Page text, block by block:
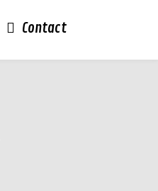
Contact